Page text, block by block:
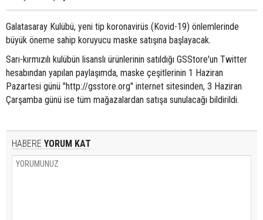
Galatasaray Kulübü, yeni tip koronavirüs (Kovid-19) önlemlerinde
büyük öneme sahip koruyucu maske satışına başlayacak.
Sarı-kırmızılı kulübün lisanslı ürünlerinin satıldığı GSStore'un Twitter
hesabından yapılan paylaşımda, maske çeşitlerinin 1 Haziran
Pazartesi günü "http://gsstore.org" internet sitesinden, 3 Haziran
Çarşamba günü ise tüm mağazalardan satışa sunulacağı bildirildi.
HABERE YORUM KAT